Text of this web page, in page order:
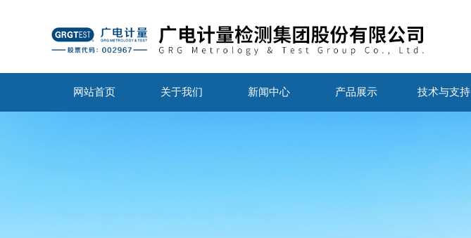
网站首页 关于我们 新闻中心 产品展示 技术与支持